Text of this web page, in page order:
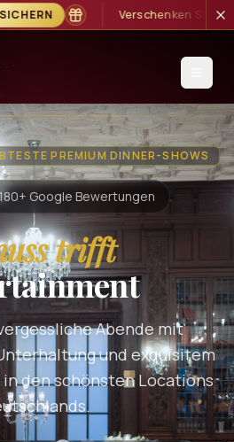
Spannung und Live-Unterhaltung
PREMIUM DINNER-SHOWS
Google Bewertungen
trifft
Abende mit
und exquisitem
in den schönsten Locations